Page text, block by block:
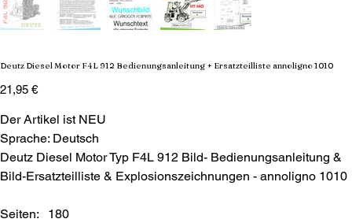
Deutz Diesel Motor F4L 912 Bedienungsanleitung + Ersatzteilliste annoligno 1010
Preis
21,95 €
Der Artikel ist NEU
Sprache: Deutsch
Deutz Diesel Motor Typ F4L 912 Bild- Bedienungsanleitung &
Bild-Ersatzteilliste & Explosionszeichnungen - annoligno 1010
Seiten: 180